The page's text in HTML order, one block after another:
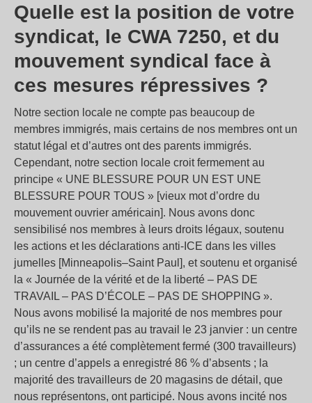
Quelle est la position de votre
syndicat, le CWA 7250, et du
mouvement syndical face à
ces mesures répressives ?
Notre section locale ne compte pas beaucoup de
membres immigrés, mais certains de nos membres ont un
statut légal et d’autres ont des parents immigrés.
Cependant, notre section locale croit fermement au
principe « UNE BLESSURE POUR UN EST UNE
BLESSURE POUR TOUS » [vieux mot d’ordre du
mouvement ouvrier américain]. Nous avons donc
sensibilisé nos membres à leurs droits légaux, soutenu
les actions et les déclarations anti-ICE dans les villes
jumelles [Minneapolis–Saint Paul], et soutenu et organisé
la « Journée de la vérité et de la liberté – PAS DE
TRAVAIL – PAS D’ÉCOLE – PAS DE SHOPPING ».
Nous avons mobilisé la majorité de nos membres pour
qu’ils ne se rendent pas au travail le 23 janvier : un centre
d’assurances a été complètement fermé (300 travailleurs)
; un centre d’appels a enregistré 86 % d’absents ; la
majorité des travailleurs de 20 magasins de détail, que
nous représentons, ont participé. Nous avons incité nos